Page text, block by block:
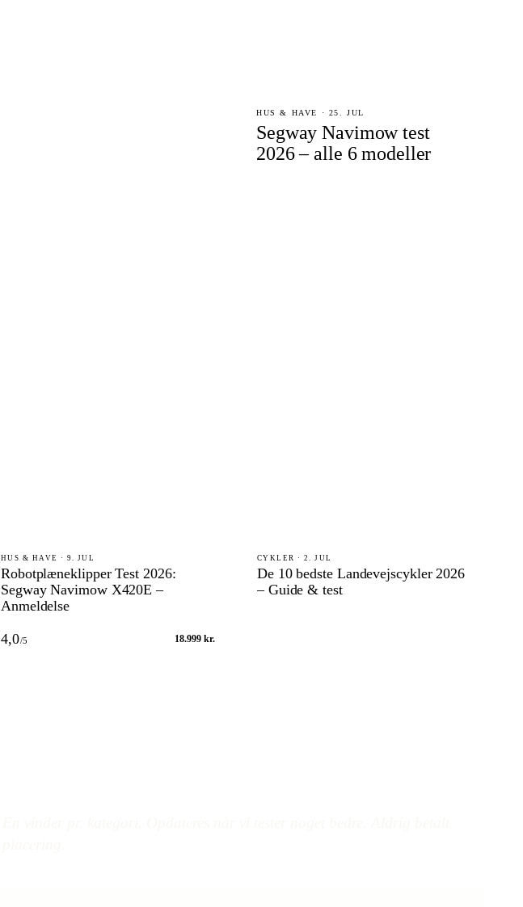
HUS & HAVE · 25. JUL
Segway Navimow test
2026 – alle 6 modeller
HUS & HAVE · 9. JUL
Robotplæneklipper Test 2026:
Segway Navimow X420E –
Anmeldelse
4,0/5 18.999 kr.
CYKLER · 2. JUL
De 10 bedste Landevejscykler 2026
– Guide & test